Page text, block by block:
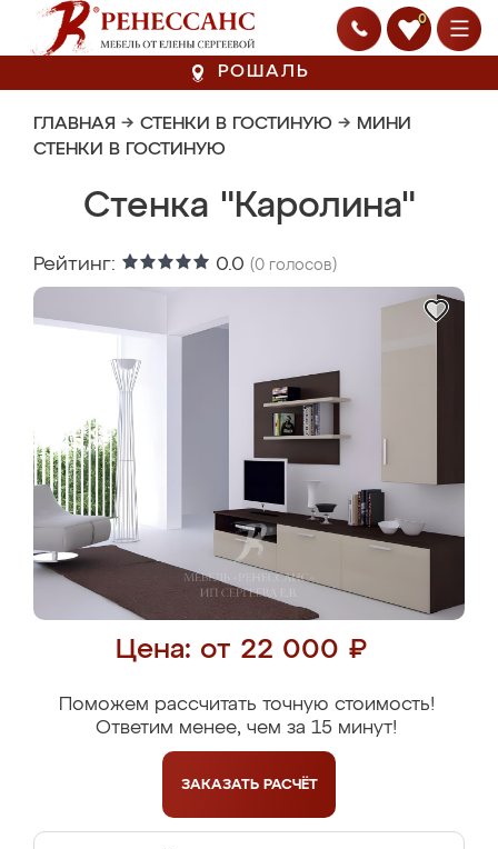
0
РОШАЛЬ
ГЛАВНАЯ → СТЕНКИ В ГОСТИНУЮ → МИНИ
СТЕНКИ В ГОСТИНУЮ
Стенка "Каролина"
Рейтинг: 0.0 (0 голосов)
Цена: от 22 000 ₽
Поможем рассчитать точную стоимость!
Ответим менее, чем за 15 минут!
ЗАКАЗАТЬ РАСЧЁТ